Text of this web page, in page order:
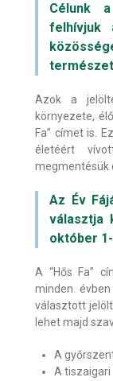
Célunk
Azok a
környezete,
Fa” címet is.
életéért
megmentésük
Az Év
választja
október
A “Hős Fa”
minden
választott
lehet majd
A
A